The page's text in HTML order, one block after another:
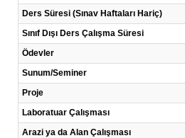
Ders Süresi (Sınav Haftaları Hariç)
Sınıf Dışı Ders Çalışma Süresi
Ödevler
Sunum/Seminer
Proje
Laboratuar Çalışması
Arazi ya da Alan Çalışması